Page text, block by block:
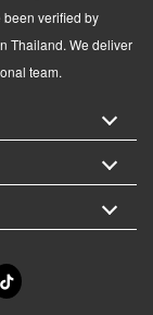
been verified by
Thailand. We deliver
team.